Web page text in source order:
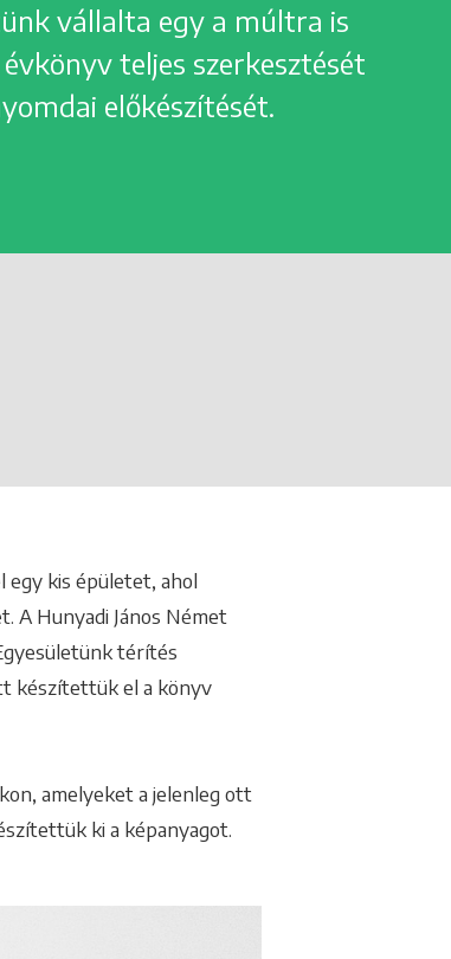
vállalta egy a múltra is
teljes szerkesztését
előkészítését.
egy kis épületet, ahol
A Hunyadi János Német
térítés
készítettük el a könyv
amelyeket a jelenleg ott
ki a képanyagot.